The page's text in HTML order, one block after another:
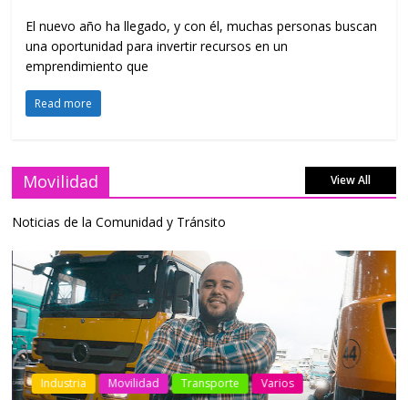
El nuevo año ha llegado, y con él, muchas personas buscan
una oportunidad para invertir recursos en un
emprendimiento que
Read more
Movilidad View All
Noticias de la Comunidad y Tránsito
Industria Movilidad Transporte Varios